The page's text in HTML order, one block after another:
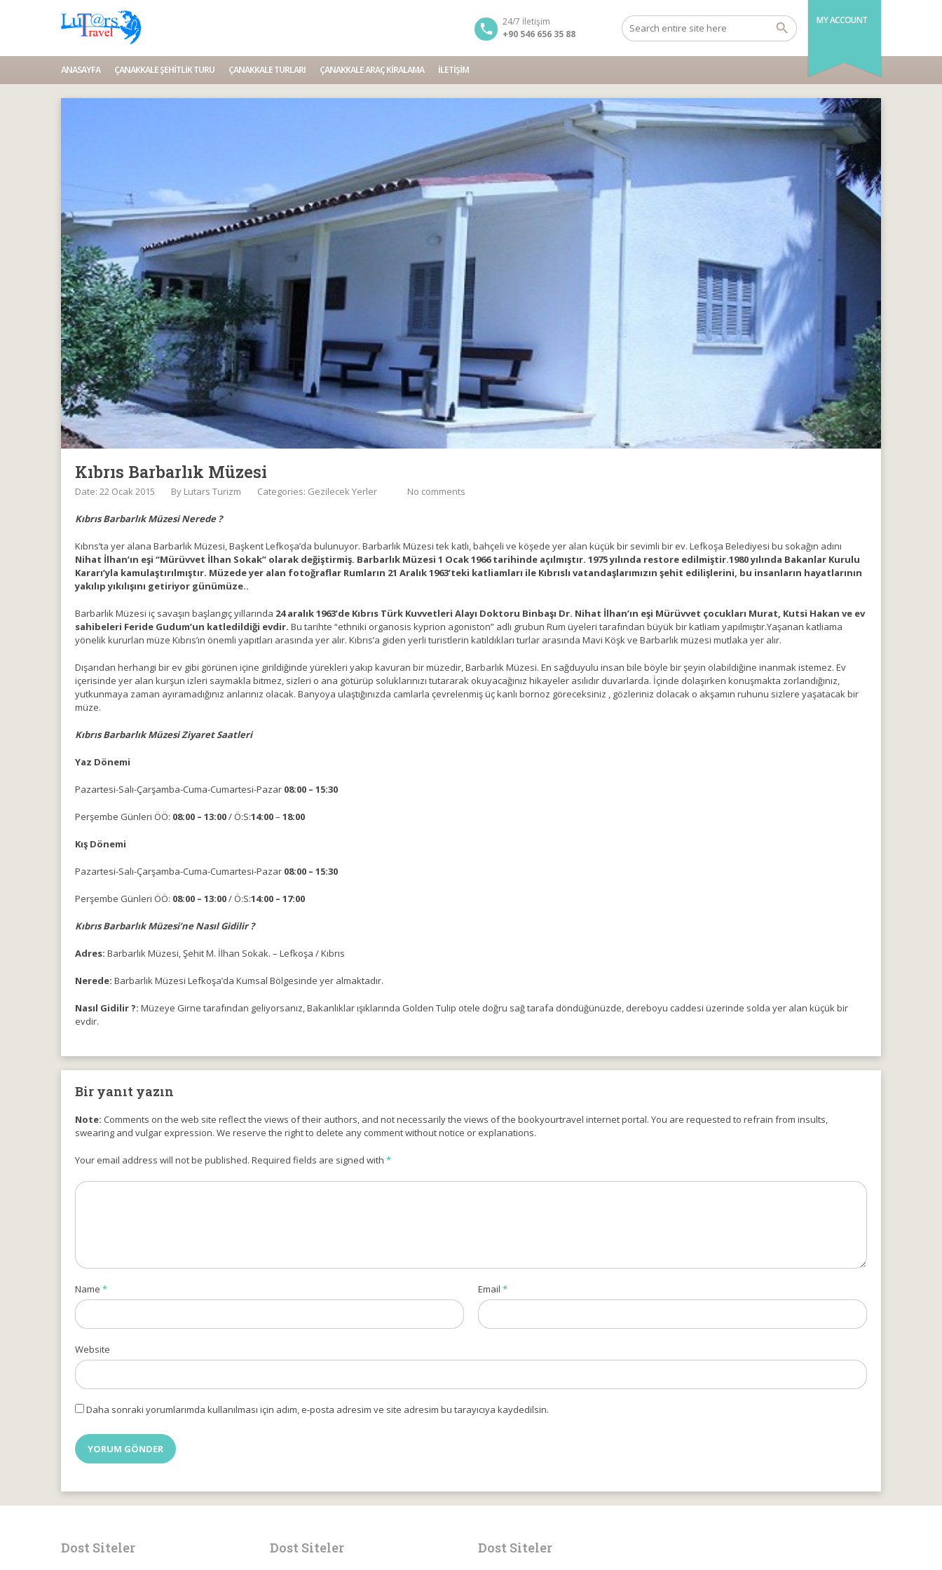
MY ACCOUNT
24/7 İletişim
+90 546 656 35 88
ANASAYFA ÇANAKKALE ŞEHITLIK TURU ÇANAKKALE TURLARI ÇANAKKALE ARAÇ KIRALAMA İLETIŞIM
Kıbrıs Barbarlık Müzesi
Date: 22 Ocak 2015 By Lutars Turizm Categories: Gezilecek Yerler No comments
Kıbrıs Barbarlık Müzesi Nerede ?
Kıbrıs’ta yer alana Barbarlık Müzesi, Başkent Lefkoşa’da bulunuyor. Barbarlık Müzesi tek katlı, bahçeli ve köşede yer alan küçük bir sevimli bir ev. Lefkoşa Belediyesi bu sokağın adını
Nihat İlhan’ın eşi “Mürüvvet İlhan Sokak” olarak değiştirmiş. Barbarlık Müzesi 1 Ocak 1966 tarihinde açılmıştır. 1975 yılında restore edilmiştir.1980 yılında Bakanlar Kurulu
Kararı’yla kamulaştırılmıştır. Müzede yer alan fotoğraflar Rumların 21 Aralık 1963’teki katliamları ile Kıbrıslı vatandaşlarımızın şehit edilişlerini, bu insanların hayatlarının
yakılıp yıkılışını getiriyor günümüze..
Barbarlık Müzesi iç savaşın başlangıç yıllarında 24 aralık 1963’de Kıbrıs Türk Kuvvetleri Alayı Doktoru Binbaşı Dr. Nihat İlhan’ın eşi Mürüvvet çocukları Murat, Kutsi Hakan ve ev
sahibeleri Feride Gudum’un katledildiği evdir. Bu tarihte “ethniki organosis kyprion agoniston” adlı grubun Rum üyeleri tarafından büyük bir katliam yapılmıştır.Yaşanan katliama
yönelik kururlan müze Kıbrıs’ın önemli yapıtları arasında yer alır. Kıbrıs’a giden yerli turistlerin katıldıkları turlar arasında Mavi Köşk ve Barbarlık müzesi mutlaka yer alır.
Dışarıdan herhangi bir ev gibi görünen içine girildiğinde yürekleri yakıp kavuran bir müzedir, Barbarlık Müzesi. En sağduyulu insan bile böyle bir şeyin olabildiğine inanmak istemez. Ev
içerisinde yer alan kurşun izleri saymakla bitmez, sizleri o ana götürüp soluklarınızı tutararak okuyacağınız hikayeler asılıdır duvarlarda. İçinde dolaşırken konuşmakta zorlandığınız,
yutkunmaya zaman ayıramadığınız anlarınız olacak. Banyoya ulaştığınızda camlarla çevrelenmiş üç kanlı bornoz göreceksiniz , gözleriniz dolacak o akşamın ruhunu sizlere yaşatacak bir
müze.
Kıbrıs Barbarlık Müzesi Ziyaret Saatleri
Yaz Dönemi
Pazartesi-Salı-Çarşamba-Cuma-Cumartesi-Pazar 08:00 – 15:30
Perşembe Günleri ÖÖ: 08:00 – 13:00/ Ö:S:14:00– 18:00
Kış Dönemi
Pazartesi-Salı-Çarşamba-Cuma-Cumartesi-Pazar 08:00 – 15:30
Perşembe Günleri ÖÖ: 08:00 – 13:00/ Ö:S:14:00 – 17:00
Kıbrıs Barbarlık Müzesi’ne Nasıl Gidilir ?
Adres: Barbarlık Müzesi, Şehit M. İlhan Sokak. – Lefkoşa / Kıbrıs
Nerede: Barbarlık Müzesi Lefkoşa’da Kumsal Bölgesinde yer almaktadır.
Nasıl Gidilir ?: Müzeye Girne tarafından geliyorsanız, Bakanlıklar ışıklarında Golden Tulip otele doğru sağ tarafa döndüğünüzde, dereboyu caddesi üzerinde solda yer alan küçük bir
evdir.
Bir yanıt yazın
Note: Comments on the web site reflect the views of their authors, and not necessarily the views of the bookyourtravel internet portal. You are requested to refrain from insults,
swearing and vulgar expression. We reserve the right to delete any comment without notice or explanations.
Your email address will not be published. Required fields are signed with *
Name * Email *
Website
Daha sonraki yorumlarımda kullanılması için adım, e-posta adresim ve site adresim bu tarayıcıya kaydedilsin.
Dost Siteler Dost Siteler Dost Siteler